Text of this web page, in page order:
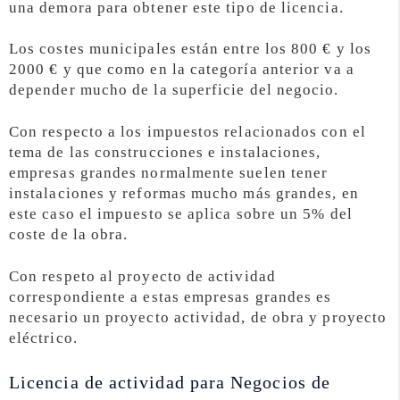
una demora para obtener este tipo de licencia.
Los costes municipales están entre los 800 € y los
2000 € y que como en la categoría anterior va a
depender mucho de la superficie del negocio.
Con respecto a los impuestos relacionados con el
tema de las construcciones e instalaciones,
empresas grandes normalmente suelen tener
instalaciones y reformas mucho más grandes, en
este caso el impuesto se aplica sobre un 5% del
coste de la obra.
Con respeto al proyecto de actividad
correspondiente a estas empresas grandes es
necesario un proyecto actividad, de obra y proyecto
eléctrico.
Licencia de actividad para Negocios de